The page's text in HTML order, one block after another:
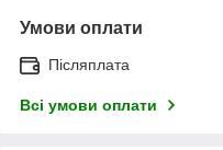
Умови оплати
Післяплата
Всі умови оплати